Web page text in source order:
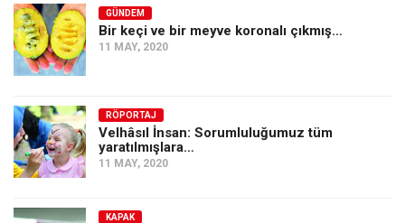
GÜNDEM
Bir keçi ve bir meyve koronalı çıkmış…
11 MAY, 2020
RÖPORTAJ
Velhâsıl İnsan: Sorumluluğumuz tüm
yaratılmışlara…
11 MAY, 2020
KAPAK